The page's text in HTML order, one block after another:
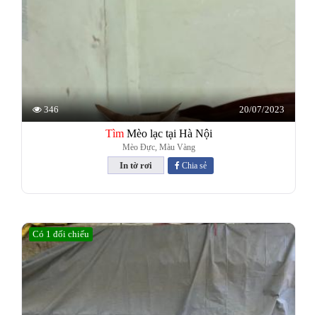
346 20/07/2023
Tìm Mèo lạc tại Hà Nội
Mèo Đực, Màu Vàng
Chia sẻ
Có 1 đối chiếu